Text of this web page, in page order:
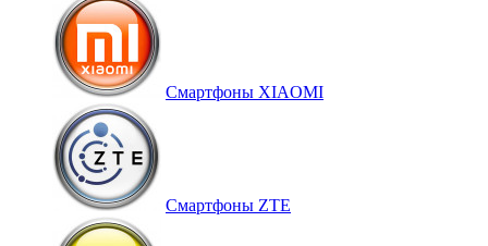
Смартфоны XIAOMI
Смартфоны ZTE